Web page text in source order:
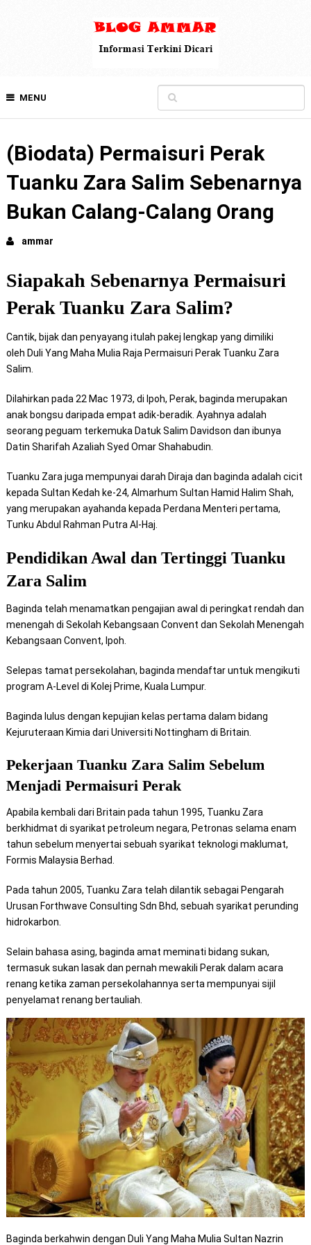
MENU
(Biodata) Permaisuri Perak
Tuanku Zara Salim Sebenarnya
Bukan Calang-Calang Orang
ammar
Siapakah Sebenarnya Permaisuri
Perak Tuanku Zara Salim?
Cantik, bijak dan penyayang itulah pakej lengkap yang dimiliki
oleh Duli Yang Maha Mulia Raja Permaisuri Perak Tuanku Zara
Salim.
Dilahirkan pada 22 Mac 1973, di Ipoh, Perak, baginda merupakan
anak bongsu daripada empat adik-beradik. Ayahnya adalah
seorang peguam terkemuka Datuk Salim Davidson dan ibunya
Datin Sharifah Azaliah Syed Omar Shahabudin.
Tuanku Zara juga mempunyai darah Diraja dan baginda adalah cicit
kepada Sultan Kedah ke-24, Almarhum Sultan Hamid Halim Shah,
yang merupakan ayahanda kepada Perdana Menteri pertama,
Tunku Abdul Rahman Putra Al-Haj.
Pendidikan Awal dan Tertinggi Tuanku
Zara Salim
Baginda telah menamatkan pengajian awal di peringkat rendah dan
menengah di Sekolah Kebangsaan Convent dan Sekolah Menengah
Kebangsaan Convent, Ipoh.
Selepas tamat persekolahan, baginda mendaftar untuk mengikuti
program A-Level di Kolej Prime, Kuala Lumpur.
Baginda lulus dengan kepujian kelas pertama dalam bidang
Kejuruteraan Kimia dari Universiti Nottingham di Britain.
Pekerjaan Tuanku Zara Salim Sebelum
Menjadi Permaisuri Perak
Apabila kembali dari Britain pada tahun 1995, Tuanku Zara
berkhidmat di syarikat petroleum negara, Petronas selama enam
tahun sebelum menyertai sebuah syarikat teknologi maklumat,
Formis Malaysia Berhad.
Pada tahun 2005, Tuanku Zara telah dilantik sebagai Pengarah
Urusan Forthwave Consulting Sdn Bhd, sebuah syarikat perunding
hidrokarbon.
Selain bahasa asing, baginda amat meminati bidang sukan,
termasuk sukan lasak dan pernah mewakili Perakdalam acara
renang ketika zaman persekolahannya serta mempunyai sijil
penyelamat renang bertauliah.
Baginda berkahwin dengan Duli Yang Maha Mulia Sultan Nazrin